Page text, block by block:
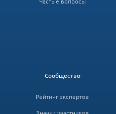
Сообщество
Рейтинг экспертов